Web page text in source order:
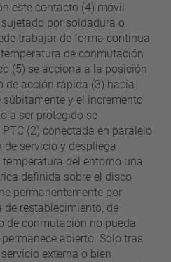
este contacto (4) móvil
por soldadura o
trabajar de forma continua
de conmutación
(5) se acciona a la posición
de acción rápida (3) hacia
y el incremento
a ser protegido se
(2) conectada en paralelo
servicio y despliega
del entorno una
definida sobre el disco
permanentemente por
restablecimiento, de
de conmutación no pueda
abierto. Solo tras
externa o bien